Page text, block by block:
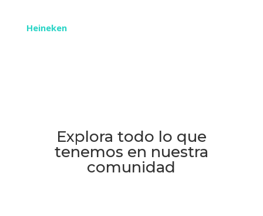
Heineken
Explora todo lo que
tenemos en nuestra
comunidad